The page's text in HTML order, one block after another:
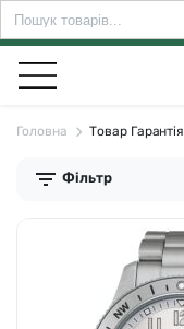
Search
for:
Головна Товар Гарантія
Фільтр